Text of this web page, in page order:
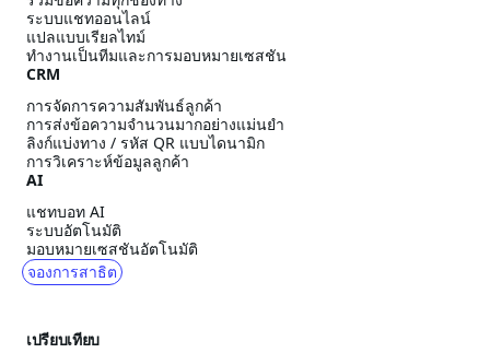
ระบบแชทออนไลน์
แปลแบบเรียลไทม์
ทำงานเป็นทีมและการมอบหมายเซสชัน
CRM
การจัดการความสัมพันธ์ลูกค้า
การส่งข้อความจำนวนมากอย่างแม่นยำ
ลิงก์แบ่งทาง / รหัส QR แบบไดนามิก
การวิเคราะห์ข้อมูลลูกค้า
AI
แชทบอท AI
ระบบอัตโนมัติ
มอบหมายเซสชันอัตโนมัติ
จองการสาธิต
เปรียบเทียบ